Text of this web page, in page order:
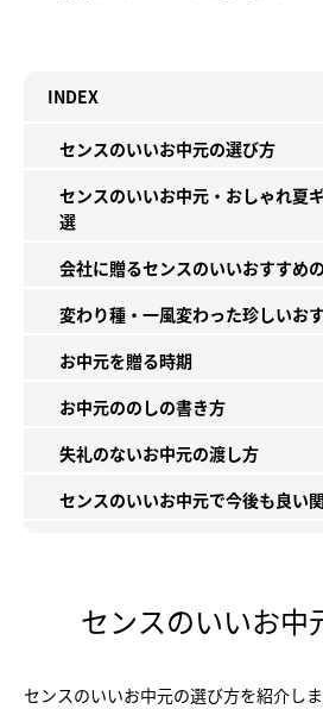
INDEX
センスのいいお中元の選び方
センスのいいお中元・おしゃれ夏
選
会社に贈るセンスのいいおすすめ
変わり種・一風変わった珍しいお
お中元を贈る時期
お中元ののしの書き方
失礼のないお中元の渡し方
センスのいいお中元で今後も良い
センスのいいお中
センスのいいお中元の選び方を紹介しま